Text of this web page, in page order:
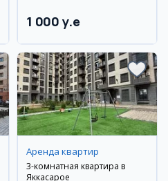
техника
1 000 y.e
Аренда квартир
3-комнатная квартира в
Яккасарое